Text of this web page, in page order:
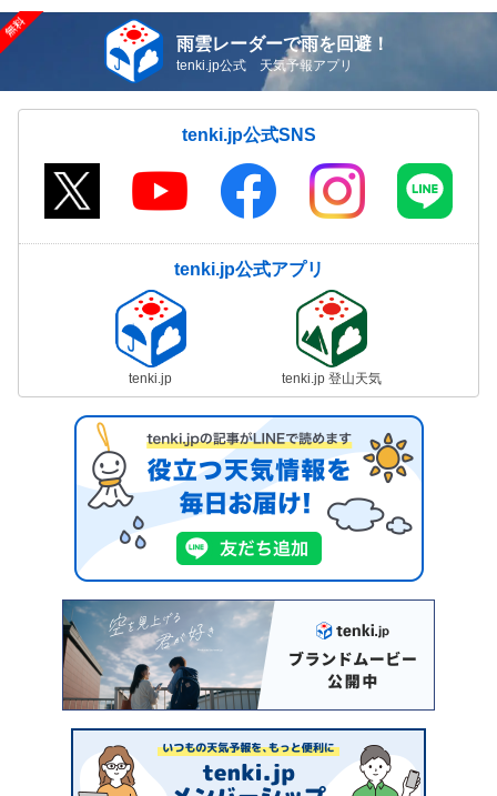
雨雲レーダーで雨を回避！
tenki.jp公式 天気予報アプリ
tenki.jp公式SNS
tenki.jp公式アプリ
tenki.jp tenki.jp 登山天気